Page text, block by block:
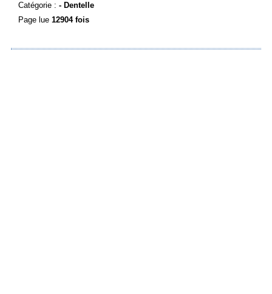
Catégorie : - Dentelle
Page lue 12904 fois